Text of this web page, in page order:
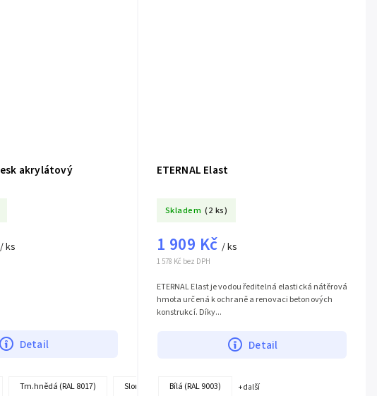
akrylátový
/ ks
Detail
Tm.hnědá (RAL 8017) Slon.kost (RAL 1015)
+
další
ETERNAL Elast
Skladem (2 ks)
1 578 Kč bez DPH
1 909 Kč/ ks
Detail
ETERNAL Elast je vodou ředitelná elastická nátěrová
hmota určená k ochraně a renovaci betonových
konstrukcí. Díky...
Bílá (RAL 9003) + další